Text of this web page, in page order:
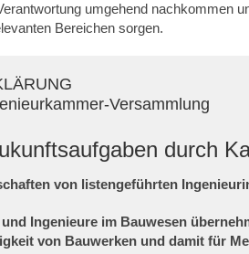
umgehend nachkommen
Bereichen sorgen.
Versammlung
durch
von listengeführten
Ingenieure im Bauwesen
von Bauwerken und damit für